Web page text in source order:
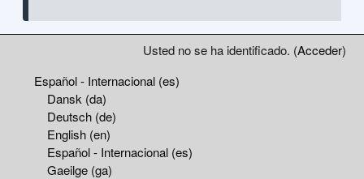
Usted no se ha identificado. (Acceder)
Español - Internacional ‎(es)‎
Dansk ‎(da)‎
Deutsch ‎(de)‎
English ‎(en)‎
Español - Internacional ‎(es)‎
Gaeilge ‎(ga)‎